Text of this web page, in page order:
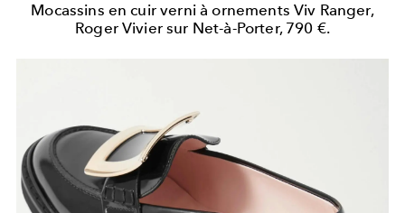
Mocassins en cuir verni à ornements Viv Ranger,
Roger Vivier sur Net-à-Porter, 790 €.